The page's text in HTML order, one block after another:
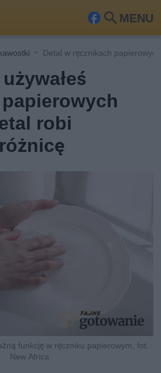
MENU
Fa
ook
Szu
kaj
Detal w ręcznikach papierowych
robi
funkcję w ręczniku papierowym, fot.
New Africa